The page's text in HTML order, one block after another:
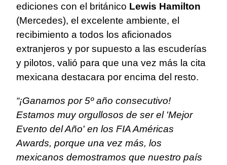
ediciones con el británico Lewis Hamilton
(Mercedes), el excelente ambiente, el
recibimiento a todos los aficionados
extranjeros y por supuesto a las escuderías
y pilotos, valió para que una vez más la cita
mexicana destacara por encima del resto.
“¡Ganamos por 5º año consecutivo!
Estamos muy orgullosos de ser el 'Mejor
Evento del Año' en los FIA Américas
Awards, porque una vez más, los
mexicanos demostramos que nuestro país